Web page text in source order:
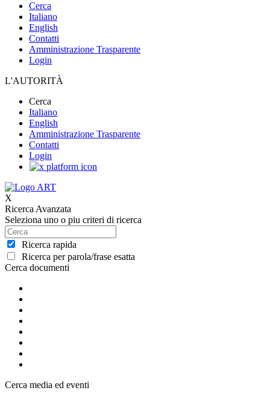
Cerca
Italiano
English
Contatti
Amministrazione Trasparente
Login
L'AUTORITÀ
Cerca
Italiano
English
Amministrazione Trasparente
Contatti
Login
X
Ricerca Avanzata
Seleziona uno o piu criteri di ricerca
Ricerca rapida
Ricerca per parola/frase esatta
Cerca documenti
Cerca media ed eventi